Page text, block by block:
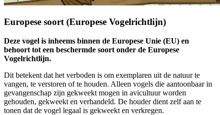
Europese soort (Europese Vogelrichtlijn)
Deze vogel is inheems binnen de Europese Unie (EU) en
behoort tot een beschermde soort onder de Europese
Vogelrichtlijn.
Dit betekent dat het verboden is om exemplaren uit de natuur te
vangen, te verstoren of te houden. Alleen vogels die aantoonbaar in
gevangenschap zijn gekweekt mogen in avicultuur worden
gehouden, gekweekt en verhandeld. De houder dient zelf aan te
tonen dat de vogel legaal is gekweekt en verkregen.